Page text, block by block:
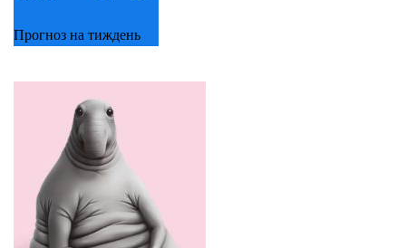
Прогноз на тиждень